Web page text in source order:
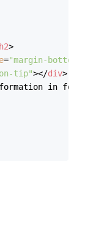
h2>
="margin-
tip"></div>
in